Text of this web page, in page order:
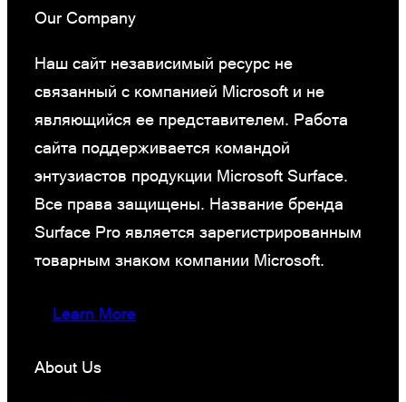
Our Company
Наш сайт независимый ресурс не
связанный с компанией Microsoft и не
являющийся ее представителем. Работа
сайта поддерживается командой
энтузиастов продукции Microsoft Surface.
Все права защищены. Название бренда
Surface Pro является зарегистрированным
товарным знаком компании Microsoft.
Learn More
About Us